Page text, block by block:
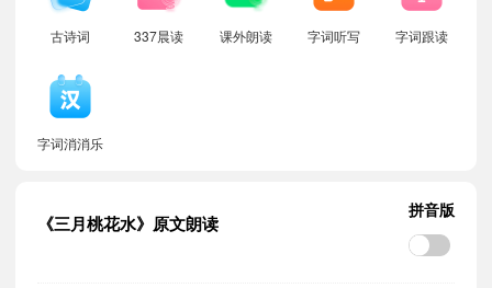
古诗词 337晨读 课外朗读 字词听写 字词跟读
字词消消乐
《三月桃花水》原文朗读
拼音版